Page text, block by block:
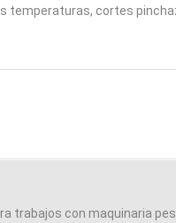
temperaturas, cortes
trabajos con maquinaria